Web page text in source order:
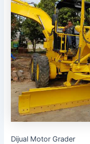
Dijual Motor Grader